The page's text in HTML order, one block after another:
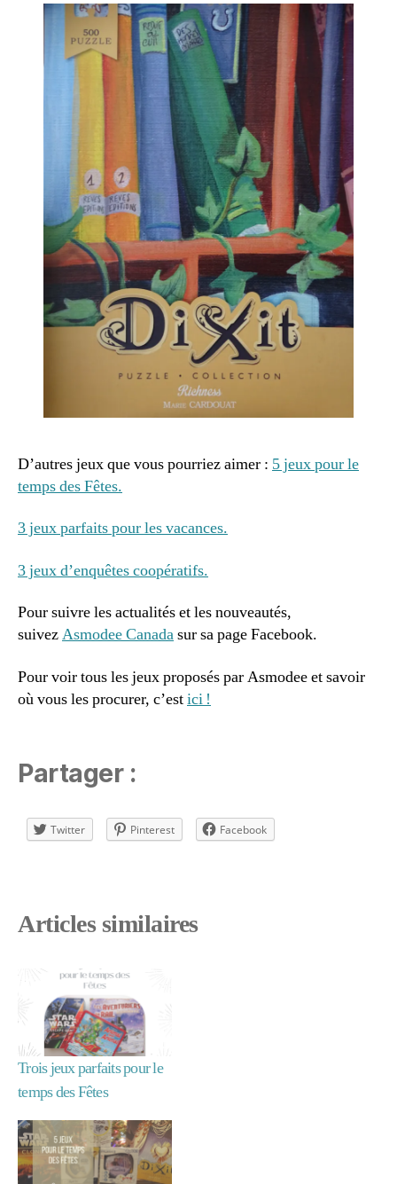
D’autres jeux que vous pourriez aimer : 5 jeux pour le
temps des Fêtes.
3 jeux parfaits pour les vacances.
3 jeux d’enquêtes coopératifs.
Pour suivre les actualités et les nouveautés,
suivezAsmodee Canadasur sa page Facebook.
Pour voir tous les jeux proposés par Asmodee et savoir
où vous les procurer, c’estici !
Partager :
Twitter Pinterest Facebook
Articles similaires
Trois jeux parfaits pour le
temps des Fêtes
a
s
s
n
e,
a
s
t
Di
xi
t,
e
s
c
p
e
g